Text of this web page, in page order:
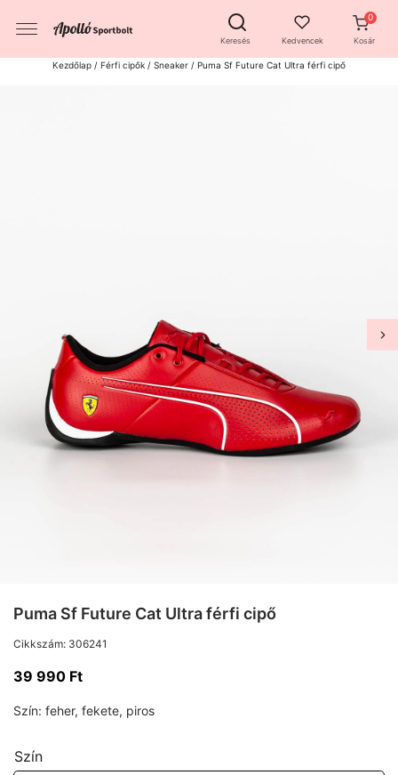
Keresés Kedvencek Kosár
Kezdőlap / Férfi cipők / Sneaker / Puma Sf Future Cat Ultra férfi cipő
Puma Sf Future Cat Ultra férfi cipő
Cikkszám: 306241
39 990 Ft
Szín: feher, fekete, piros
Szín